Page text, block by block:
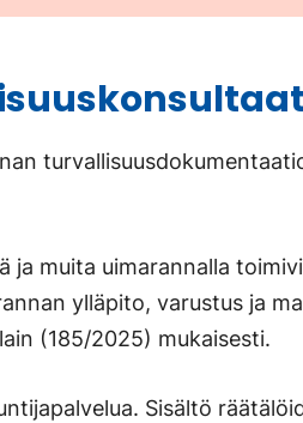
ja muita uimarannalla
ylläpito, varustus ja
(185/2025) mukaisesti.
Sisältö